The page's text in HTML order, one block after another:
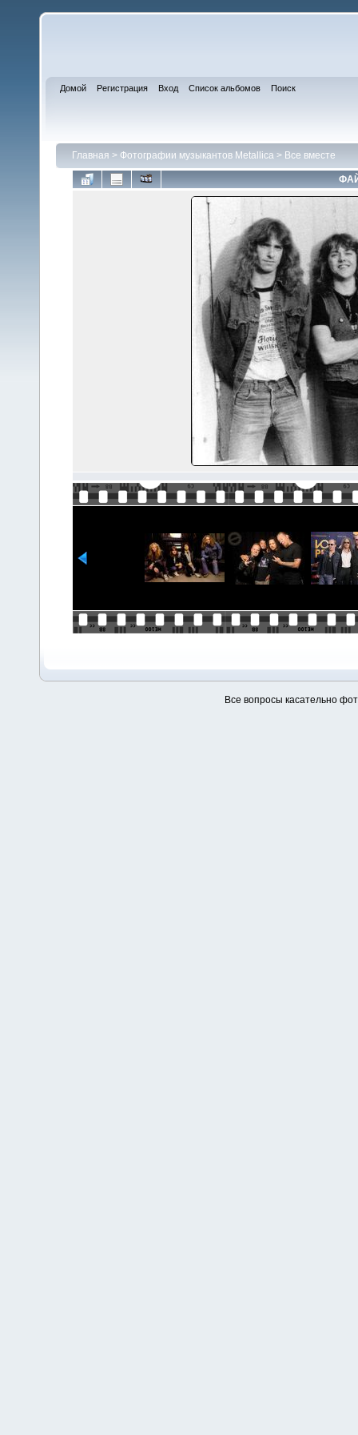
Домой Регистрация Вход Список альбомов Поиск
Главная > Фотографии музыкантов Metallica > Все вместе
Все вопросы касательно